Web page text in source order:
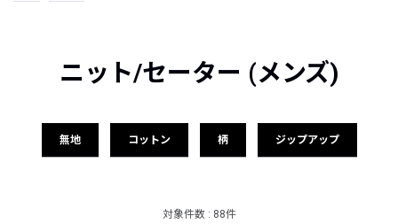
ニット/セーター (メンズ)
無地 コットン 柄 ジップアップ
対象件数 : 88件